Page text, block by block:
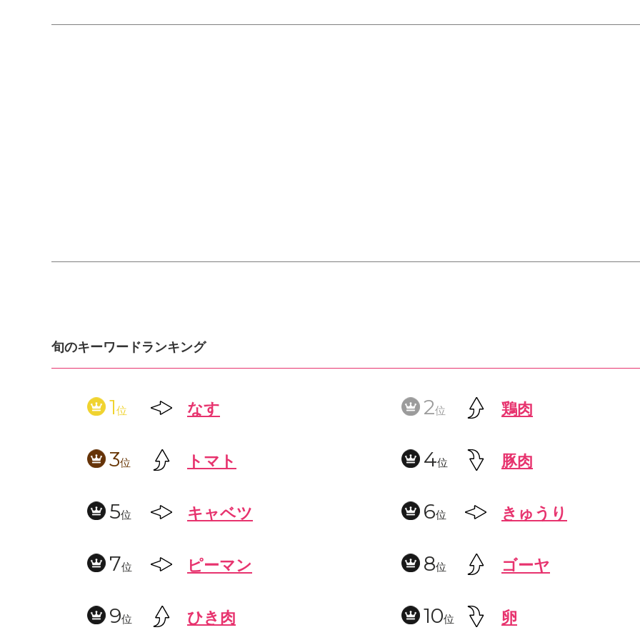
旬のキーワードランキング
1位 なす 2位 鶏肉
3位 トマト 4位 豚肉
5位 キャベツ 6位 きゅうり
7位 ピーマン 8位 ゴーヤ
9位 ひき肉 10位 卵